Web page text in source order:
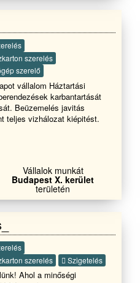
Számunkra fontos,
elégedett legyen
szerelés
szerelő
vállalom Háztartási
karbantartását
Beüzemelés javitás
teljes vizhálozat kiépitést.
Vállalok munkát
Budapest X. kerület
területén
szerelés
Szigetelés
Ahol a minőségi